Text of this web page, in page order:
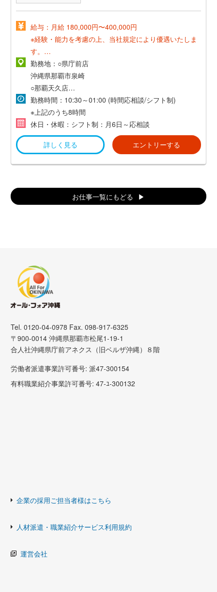
給与：月給 180,000円〜400,000円
※経験・能力を考慮の上、当社規定により優遇いたしま
す。
※試用期間あり
・賞与あり（業績に応じて支給）
・昇給あり（能力に応じて昇給）
勤務地：○県庁前店
沖縄県那覇市泉崎
○那覇天久店
沖縄県那覇市天久
○北谷店
沖縄県北谷町美浜
勤務時間：10:30～01:00 (時間応相談/シフト制)
※上記のうち8時間
休日・休暇：シフト制：月6日～応相談
詳しく見る エントリーする
お仕事一覧にもどる
Tel. 0120-04-0978 Fax. 098-917-6325
〒900-0014 沖縄県那覇市松尾1-19-1
合人社沖縄県庁前アネクス（旧ベルザ沖縄）８階
労働者派遣事業許可番号: 派47-300154
有料職業紹介事業許可番号: 47-ﾕ-300132
企業の採用ご担当者様はこちら
人材派遣・職業紹介サービス利用規約
運営会社